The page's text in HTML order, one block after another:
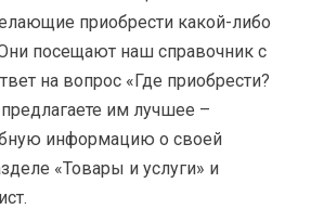
приобрести какой-либо
посещают наш справочник с
на вопрос «Где приобрести?
им лучшее –
информацию о своей
«Товары и услуги» и